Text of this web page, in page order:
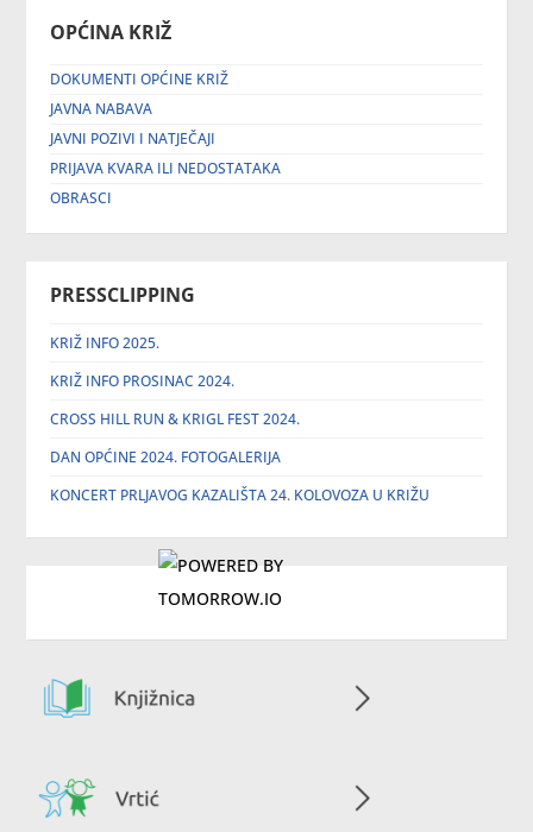
OPĆINA KRIŽ
DOKUMENTI OPĆINE KRIŽ
JAVNA NABAVA
JAVNI POZIVI I NATJEČAJI
PRIJAVA KVARA ILI NEDOSTATAKA
OBRASCI
PRESSCLIPPING
KRIŽ INFO 2025.
KRIŽ INFO PROSINAC 2024.
CROSS HILL RUN & KRIGL FEST 2024.
DAN OPĆINE 2024. FOTOGALERIJA
KONCERT PRLJAVOG KAZALIŠTA 24. KOLOVOZA U KRIŽU